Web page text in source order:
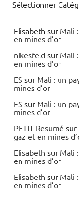
Elisabeth sur Mali
en mines d’or
nikesfeld sur Mali
en mines d’or
ES sur Mali : un
mines d’or
ES sur Mali : un
mines d’or
PETIT Resumé sur
gaz et en mines
Elisabeth sur Mali
en mines d’or
Elisabeth sur Mali
en mines d’or